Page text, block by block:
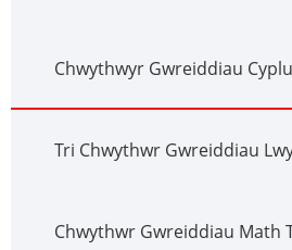
Chwythwyr Gwreiddiau
Tri Chwythwr Gwreiddiau
Chwythwr Gwreiddiau Math